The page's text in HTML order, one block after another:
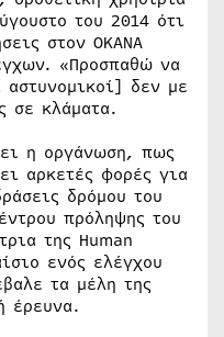
του 2014 ότι
στον ΟΚΑΝΑ
«Προσπαθώ να
δεν με
σε κλάματα.
η οργάνωση, πως
αρκετές φορές για
δρόμου του
πρόληψης του
της Human
ενός ελέγχου
τα μέλη της
έρευνα.